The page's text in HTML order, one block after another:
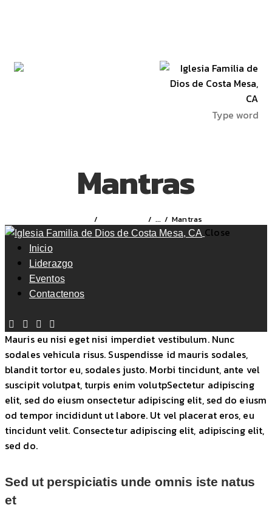
Mantras
... Mantras
Close
Inicio
Liderazgo
Eventos
Contactenos
Mauris eu nisi eget nisi imperdiet vestibulum. Nunc
sodales vehicula risus. Suspendisse id mauris sodales,
blandit tortor eu, sodales justo. Morbi tincidunt, ante vel
suscipit volutpat, turpis enim volutpSectetur adipiscing
elit, sed do eiusm onsectetur adipiscing elit, sed do eiusm
od tempor incididunt ut labore. Ut vel placerat eros, eu
tincidunt velit. Consectetur adipiscing elit, adipiscing elit,
sed do.
Sed ut perspiciatis unde omnis iste natus
et